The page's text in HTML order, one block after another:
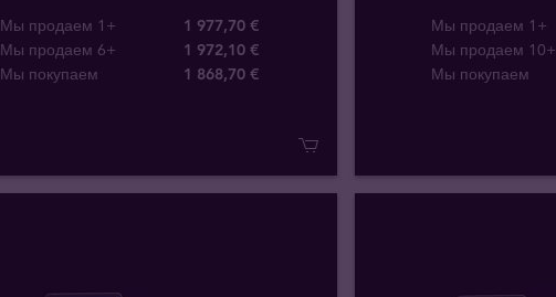
Мы продаем 1+
1 977,70 €
Мы продаем 6+
1 972,10 €
Мы покупаем
1 868,70 €
Мы продаем 1+
Мы продаем 10+
Мы покупаем